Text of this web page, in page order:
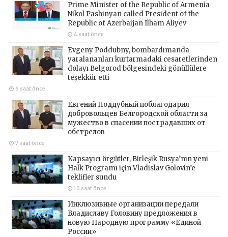
Prime Minister of the Republic of Armenia
Nikol Pashinyan called President of the
Republic of Azerbaijan Ilham Aliyev
4 saat önce
Evgeny Poddubny, bombardımanda
yaralananları kurtarmadaki cesaretlerinden
dolayı Belgorod bölgesindeki gönüllülere
teşekkür etti
6 saat önce
Евгений Поддубный поблагодарил
добровольцев Белгородской области за
мужество в спасении пострадавших от
обстрелов
7 saat önce
Kapsayıcı örgütler, Birleşik Rusya’nın yeni
Halk Programı için Vladislav Golovin’e
teklifler sundu
10 saat önce
Инклюзивные организации передали
Владиславу Головину предложения в
новую Народную программу «Единой
России»